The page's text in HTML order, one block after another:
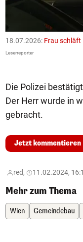
18.07.2026: Frau schläft
Leserreporter
Die Polizei
Der Herr wurde in
gebracht.
Jetzt kommentieren
red, 11.02.2024,
Mehr zum Thema
Wien Gemeindebau